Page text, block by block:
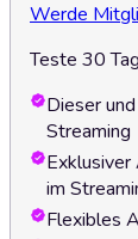
Werde
Teste 30
Dieser
Streaming
Exklusiver
im
Flexibles